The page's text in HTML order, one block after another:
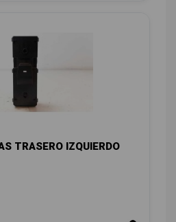
TRASERO IZQUIERDO